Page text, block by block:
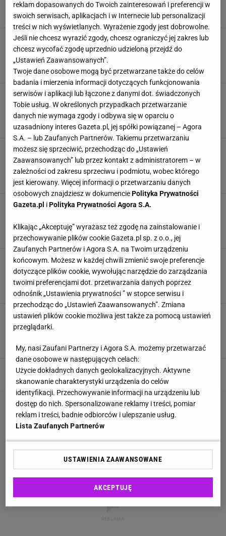
RESERVED SUKIENKA
SUKIENKI DAMSKIE
WYPRZEDAŻ RESERVED
Stylowa swetrowa sukienka Monnari z
ogromnym rabatem 60%. Obniżki też w
Answear i Orsay
MODA MONNARI SUKIENKI SUKIENKI DZIANINOWE
Luksusowa marka, a cena jak w sieciówce. Ten
kożuch to kandydat na największy HIT 2024.
Kupisz go -54%
GOMEZ KOŻUCH KOŻUCH NA ZIMĘ KURTKI
Wyprzedaże ruszyły! Teraz w H&M ukochany
sweter Skandynawek za ułamek ceny. Cudeńka
też w Mohio i Gap
HM SWETER SWETER DAMSKI WYPRZEDAŻE
Do biura i na co dzień. Piękna i praktyczna
na zimę
MODA NEWS TOREBKI TRENDY
Torebka Ochnik 100 zł taniej! Ten model nigdy
nie wyjdzie z mody. Podobne w Eobuwie i
Answear
MODA NEWS TOREBKI TRENDY
Diamenty za 200 zł! W Apart, Pandora i W.Kruk
BIŻUTERIA MODA NEWS WYPRZEDAŻE
reklam dopasowanych do Twoich zainteresowań i preferencji w
swoich serwisach, aplikacjach i w Internecie lub personalizacji
treści w nich wyświetlanych. Wyrażenie zgody jest dobrowolne.
Jeśli nie chcesz wyrazić zgody, chcesz ograniczyć jej zakres lub
chcesz wycofać zgodę uprzednio udzieloną przejdź do
„Ustawień Zaawansowanych”.
Twoje dane osobowe mogą być przetwarzane także do celów
badania i mierzenia informacji dotyczących funkcjonowania
serwisów i aplikacji lub łączone z danymi dot. świadczonych
Tobie usług. W określonych przypadkach przetwarzanie
danych nie wymaga zgody i odbywa się w oparciu o
uzasadniony interes Gazeta.pl, jej spółki powiązanej – Agora
S.A. – lub Zaufanych Partnerów. Takiemu przetwarzaniu
możesz się sprzeciwić, przechodząc do „Ustawień
Zaawansowanych” lub przez kontakt z administratorem – w
zależności od zakresu sprzeciwu i podmiotu, wobec którego
jest kierowany. Więcej informacji o przetwarzaniu danych
osobowych znajdziesz w dokumencie Polityka Prywatności
Gazeta.pl i Polityka Prywatności Agora S.A.
Klikając „Akceptuję” wyrażasz też zgodę na zainstalowanie i
przechowywanie plików cookie Gazeta.pl sp. z o.o., jej
Zaufanych Partnerów i Agora S.A. na Twoim urządzeniu
końcowym. Możesz w każdej chwili zmienić swoje preferencje
dotyczące plików cookie, wywołując narzędzie do zarządzania
twoimi preferencjami dot. przetwarzania danych poprzez
odnośnik „Ustawienia prywatności ” w stopce serwisu i
przechodząc do „Ustawień Zaawansowanych”. Zmiana
ustawień plików cookie możliwa jest także za pomocą ustawień
przeglądarki.
My, nasi Zaufani Partnerzy i Agora S.A. możemy przetwarzać
dane osobowe w następujących celach:
Użycie dokładnych danych geolokalizacyjnych. Aktywne
skanowanie charakterystyki urządzenia do celów
identyfikacji. Przechowywanie informacji na urządzeniu lub
dostęp do nich. Spersonalizowane reklamy i treści, pomiar
reklam i treści, badnie odbiorców i ulepszanie usług.
Lista Zaufanych Partnerów
USTAWIENIA ZAAWANSOWANE
AKCEPTUJĘ